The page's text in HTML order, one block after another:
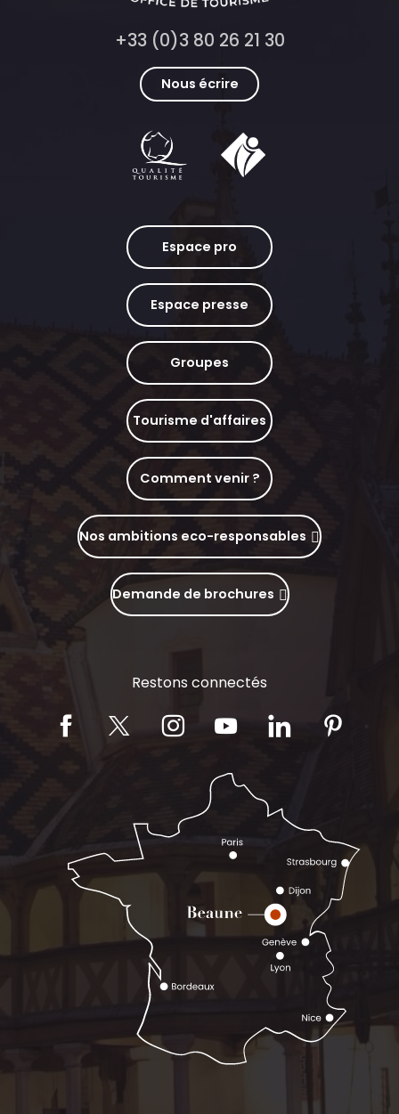
+33 (0)3 80 26 21 30
Nous écrire
Espace pro
Espace presse
Groupes
Tourisme d'affaires
Comment venir ?
Nos ambitions eco-responsables
Demande de brochures
Restons connectés